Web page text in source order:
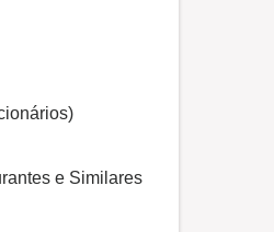
e Similares